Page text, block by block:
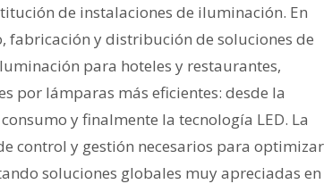
de instalaciones de iluminación. En
fabricación y distribución de soluciones de
para hoteles y restaurantes,
por lámparas más eficientes: desde la
y finalmente la tecnología LED. La
control y gestión necesarios para optimizar
soluciones globales muy apreciadas en